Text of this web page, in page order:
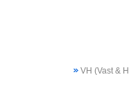
VH (Vast &